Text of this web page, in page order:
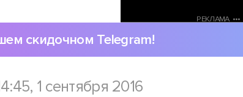
РЕКЛАМА •••
скидочном Telegram!
1 сентября 2016